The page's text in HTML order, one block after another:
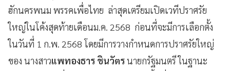
ฮักนครพนม พรรคเพื่อไทย ล่าสุดเตรียมเปิดเวทีปราศรัย
ใหญ่ในโค้งสุดท้ายเดือนม.ค. 2568 ก่อนที่จะมีการเลือกตั้ง
ในวันที่ 1 ก.พ. 2568 โดยมีการวางกำหนดการปราศรัยใหญ่
ของ นางสาวแพทองธาร ชินวัตรนายกรัฐมนตรี ในฐานะ